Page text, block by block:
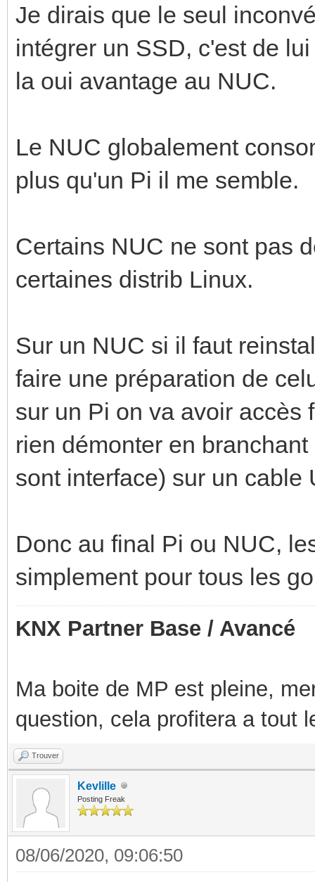
Je dirais que le seul
intégrer un SSD, c'est de
la oui avantage au NUC.
Le NUC globalement
plus qu'un Pi il me semble.
Certains NUC ne sont pas
certaines distrib Linux.
Sur un NUC si il faut
faire une préparation de
sur un Pi on va avoir accès
rien démonter en
sont interface) sur un cable
Donc au final Pi ou NUC,
simplement pour tous les
KNX Partner Base / Avancé
Ma boite de MP est pleine,
question, cela profitera a tout
Trouver
Kevlille
Posting Freak
08/06/2020, 09:06:50